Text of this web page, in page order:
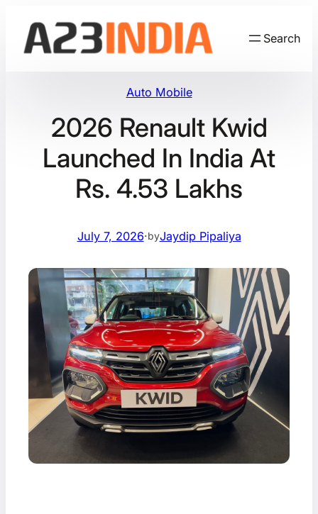
content
Search
Auto Mobile
2026 Renault Kwid
Launched In India At
Rs. 4.53 Lakhs
July 7, 2026·byJaydip Pipaliya